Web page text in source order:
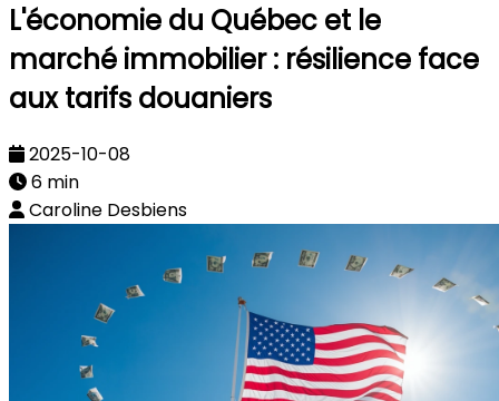
L'économie du Québec et le
marché immobilier : résilience face
aux tarifs douaniers
2025-10-08
6 min
Caroline Desbiens